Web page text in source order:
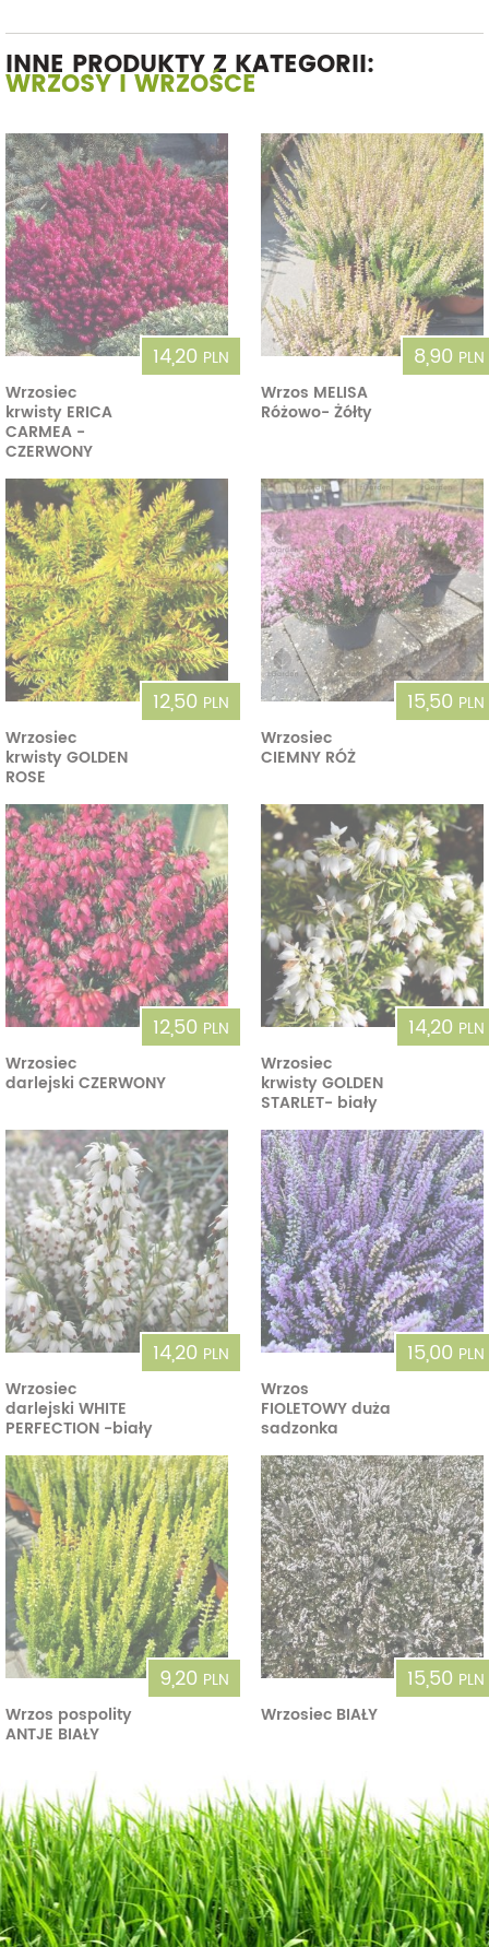
INNE PRODUKTY Z KATEGORII:
WRZOSY I WRZOŚCE
14,20 PLN
Wrzosiec
krwisty ERICA
CARMEA -
CZERWONY
8,90 PLN
Wrzos MELISA
Różowo- Żółty
12,50 PLN
Wrzosiec
krwisty GOLDEN
ROSE
15,50 PLN
Wrzosiec
CIEMNY RÓŻ
12,50 PLN
Wrzosiec
darlejski CZERWONY
14,20 PLN
Wrzosiec
krwisty GOLDEN
STARLET- biały
14,20 PLN
Wrzosiec
darlejski WHITE
PERFECTION -biały
15,00 PLN
Wrzos
FIOLETOWY duża
sadzonka
9,20 PLN
Wrzos pospolity
ANTJE BIAŁY
15,50 PLN
Wrzosiec BIAŁY